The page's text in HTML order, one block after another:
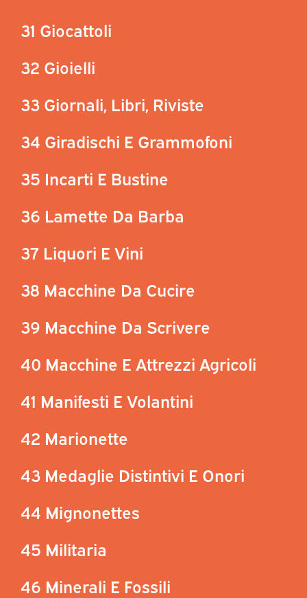
31 Giocattoli
32 Gioielli
33 Giornali, Libri, Riviste
34 Giradischi E Grammofoni
35 Incarti E Bustine
36 Lamette Da Barba
37 Liquori E Vini
38 Macchine Da Cucire
39 Macchine Da Scrivere
40 Macchine E Attrezzi Agricoli
41 Manifesti E Volantini
42 Marionette
43 Medaglie Distintivi E Onori
44 Mignonettes
45 Militaria
46 Minerali E Fossili